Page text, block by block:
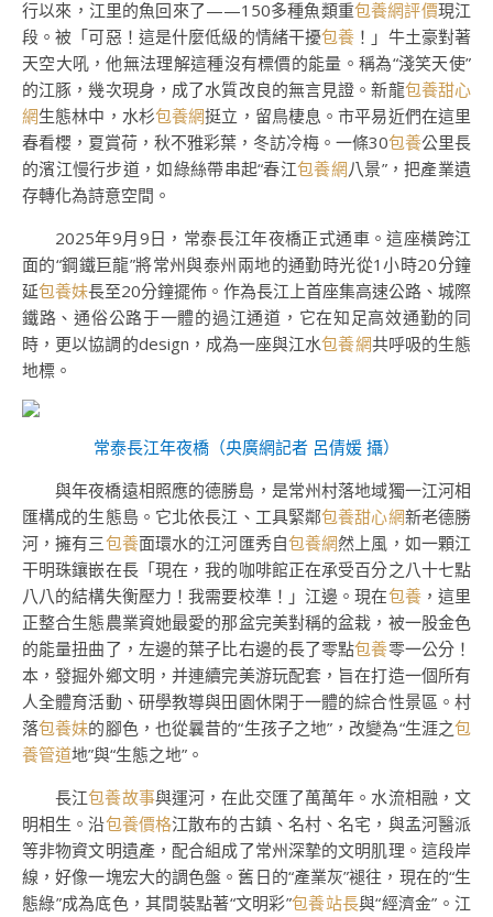
行以來，江里的魚回來了——150多種魚類重包養網評價現江
段。被「可惡！這是什麼低級的情緒干擾包養 ！」牛土豪對著
天空大吼，他無法理解這種沒有標價的能量。稱為“淺笑天使”
的江豚，幾次現身，成了水質改良的無言見證。新龍包養甜心
網生態林中，水杉包養網挺立，留鳥棲息。市平易近們在這里
春看櫻，夏賞荷，秋不雅彩葉，冬訪冷梅。一條30包養公里長
的濱江慢行步道，如綠絲帶串起“春江包養網八景”，把產業遺
存轉化為詩意空間。
2025年9月9日，常泰長江年夜橋正式通車。這座橫跨江
面的“鋼鐵巨龍”將常州與泰州兩地的通勤時光從1小時20分鐘
延包養妹長至20分鐘擺佈。作為長江上首座集高速公路、城際
鐵路、通俗公路于一體的過江通道，它在知足高效通勤的同
時，更以協調的design，成為一座與江水包養網共呼吸的生態
地標。
常泰長江年夜橋（央廣網記者 呂倩媛 攝）
與年夜橋遠相照應的德勝島，是常州村落地域獨一江河相
匯構成的生態島。它北依長江、工具緊鄰包養甜心網新老德勝
河，擁有三包養面環水的江河匯秀自包養網然上風，如一顆江
干明珠鑲嵌在長「現在，我的咖啡館正在承受百分之八十七點
八八的結構失衡壓力！我需要校準！」江邊。現在包養，這里
正整合生態農業資她最愛的那盆完美對稱的盆栽，被一股金色
的能量扭曲了，左邊的葉子比右邊的長了零點包養零一公分！
本，發掘外鄉文明，并連續完美游玩配套，旨在打造一個所有
人全體育活動、研學教導與田園休閑于一體的綜合性景區。村
落包養妹的腳色，也從曩昔的“生孩子之地”，改變為“生涯之包
養管道地”與“生態之地”。
長江包養故事與運河，在此交匯了萬萬年。水流相融，文
明相生。沿包養價格江散布的古鎮、名村、名宅，與孟河醫派
等非物資文明遺產，配合組成了常州深摯的文明肌理。這段岸
線，好像一塊宏大的調色盤。舊日的“產業灰”褪往，現在的“生
態綠”成為底色，其間裝點著“文明彩”包養站長與“經濟金”。江